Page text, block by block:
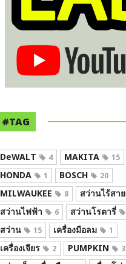
#TAG
DeWALT 4 MAKITA 15
HONDA 1 BOSCH 20
MILWAUKEE 8 สว่านไร้สาย
สว่านไฟฟ้า 6 สว่านโรตารี่
สว่าน 15 เครื่องมือลม 1
เครื่องเจียร 2 PUMPKIN 3